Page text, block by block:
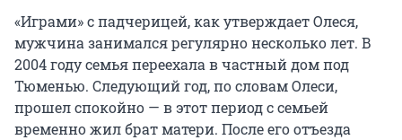
«Играми» с падчерицей, как утверждает Олеся,
мужчина занимался регулярно несколько лет. В
2004 году семья переехала в частный дом под
Тюменью. Следующий год, по словам Олеси,
прошел спокойно — в этот период с семьей
временно жил брат матери. После его отъезда